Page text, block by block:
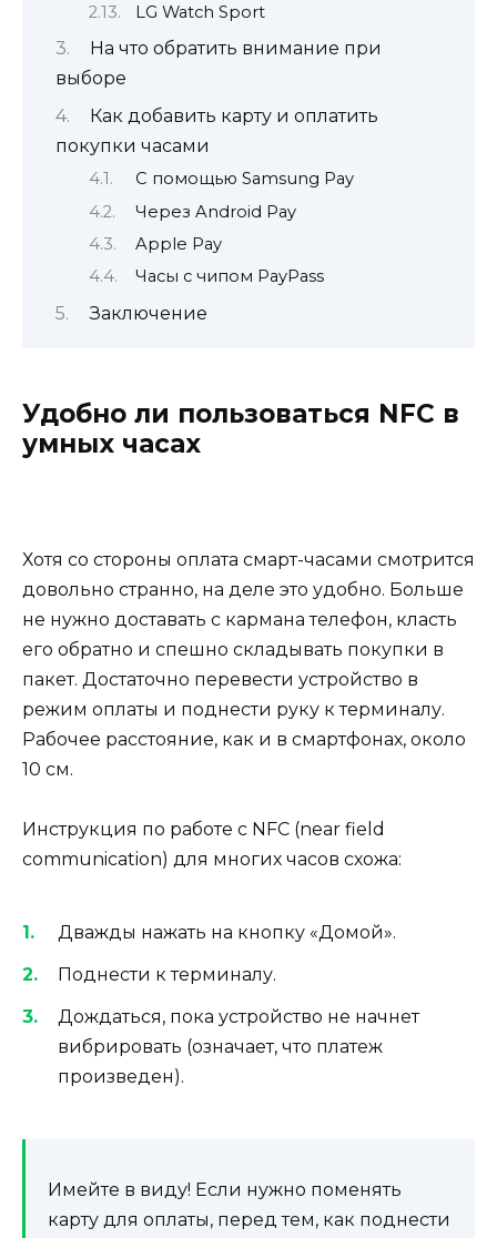
LG Watch Sport
На что обратить внимание при
выборе
Как добавить карту и оплатить
покупки часами
С помощью Samsung Pay
Через Android Pay
Apple Pay
Часы с чипом PayPass
Заключение
Удобно ли пользоваться NFC в
умных часах
Хотя со стороны оплата смарт-часами смотрится
довольно странно, на деле это удобно. Больше
не нужно доставать с кармана телефон, класть
его обратно и спешно складывать покупки в
пакет. Достаточно перевести устройство в
режим оплаты и поднести руку к терминалу.
Рабочее расстояние, как и в смартфонах, около
10 см.
Инструкция по работе с NFC (near field
communication) для многих часов схожа:
Дважды нажать на кнопку «Домой».
Поднести к терминалу.
Дождаться, пока устройство не начнет
вибрировать (означает, что платеж
произведен).
Имейте в виду! Если нужно поменять
карту для оплаты, перед тем, как поднести